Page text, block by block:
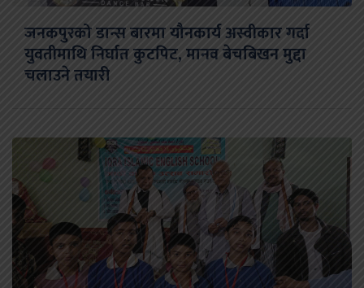
जनकपुरको डान्स बारमा यौनकार्य अस्वीकार गर्दा
युवतीमाथि निर्घात कुटपिट, मानव बेचबिखन मुद्दा
चलाउने तयारी